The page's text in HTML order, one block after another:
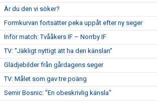
Är du den vi söker?
Formkurvan fortsätter peka uppåt efter ny seger
Inför match: Tvååkers IF – Norrby IF
TV: "Jäkligt nyttigt att ha den känslan"
Glädjebilder från gårdagens seger
TV: Målet som gav tre poäng
Semir Bosnic: "En obeskrivlig känsla"